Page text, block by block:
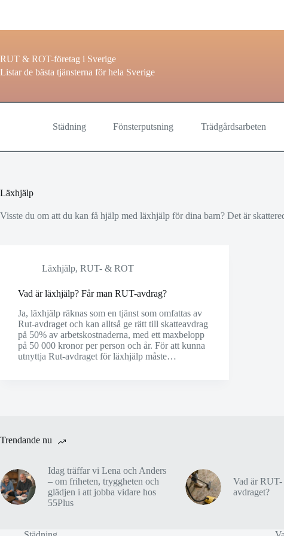
RUT & ROT-företag i Sverige
Listar de bästa tjänsterna för hela Sverige
Städning Fönsterputsning Trädgårdsarbeten
Läxhjälp
Visste du om att du kan få hjälp med läxhjälp för dina barn? Det är
Läxhjälp, RUT- & ROT
Vad är läxhjälp? Får man RUT-avdrag?
Ja, läxhjälp räknas som en tjänst som omfattas av
Rut-avdraget och kan alltså ge rätt till skatteavdrag
på 50% av arbetskostnaderna, med ett maxbelopp
på 50 000 kronor per person och år. För att kunna
utnyttja Rut-avdraget för läxhjälp måste…
Trendande nu
Idag träffar vi Lena och Anders
– om friheten, tryggheten och
glädjen i att jobba vidare hos
55Plus
Vad är
avdraget?